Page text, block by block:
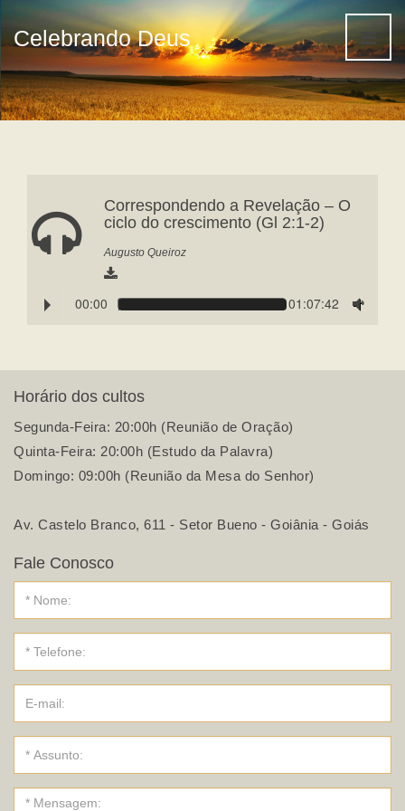
Celebrando Deus
Correspondendo a Revelação – O
ciclo do crescimento (Gl 2:1-2)
Augusto Queiroz
00:00 01:07:42
Horário dos cultos
Segunda-Feira: 20:00h (Reunião de Oração)
Quinta-Feira: 20:00h (Estudo da Palavra)
Domingo: 09:00h (Reunião da Mesa do Senhor)
Av. Castelo Branco, 611 - Setor Bueno - Goiânia - Goiás
Fale Conosco